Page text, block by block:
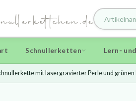
Schnullerketten Lern-
mit lasergravierter Perle und grünen